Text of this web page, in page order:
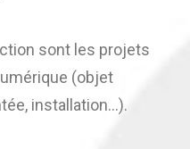
sont les projets
(objet
installation…).